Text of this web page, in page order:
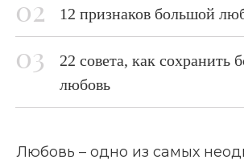
12 признаков большой
22 совета, как сохранить
любовь
Любовь – одно из самых